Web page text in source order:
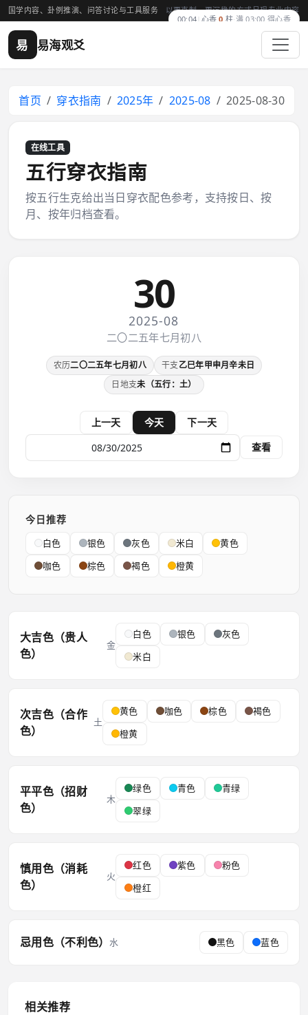
国学内容、卦例推演、问答讨论与工具服务 以更克制、更沉稳的方式呈现专业内容
易 易海观爻
首页 穿衣指南 2025年 2025-08 2025-08-30
在线工具
五行穿衣指南
按五行生克给出当日穿衣配色参考，支持按日、按
月、按年归档查看。
30
2025-08
二〇二五年七月初八
农历二〇二五年七月初八 干支乙巳年甲申月辛未日
日地支未（五行：土）
上一天 今天
下一天
查看
今日推荐
白色 银色 灰色 米白
黄色
咖色
棕色 褐色 橙黄
大吉色（贵人
色）
金
白色 银色
灰色
米白
次吉色（合作
色）
土
黄色 咖色 棕色
褐色
橙黄
平平色（招财
色）
木
绿色 青色
青绿
翠绿
慎用色（消耗
色）
火
红色 紫色
粉色
橙红
忌用色（不利色） 水 黑色 蓝色
相关推荐
00:04 心香0 柱· 满 03:00 得心香